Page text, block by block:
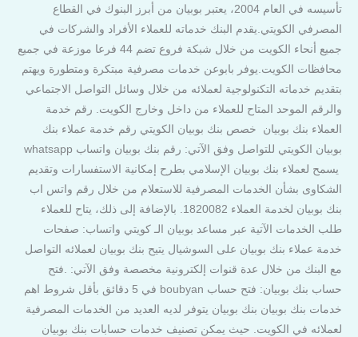
تأسيسه في العام 2004، يعتبر بوبيان من أبرز البنوك في القطاع
المصرفي الكويتي.يقدم البنك خدماته للعملاء الأفراد والشركات في
جميع أنحاء الكويت من خلال شبكة فروع تضم 44 فرعا موزعة في جميع
محافظات الكويت.يوفر بابوعن خدمات مصرفية مبتكرة ومتطورة ويهتم
بتقديم خدماته التكنولوجية لعملائه من خلال وسائل التواصل الاجتماعي
والرقم الموحد المتاح للعملاء من داخل وخارج الكويت. رقم خدمة
العملاء بنك بوبيان خصص بنك بوبيان الكويتي رقم خدمة عملاء بنك
بوبيان الكويتي للتواصل وفق الآتي: رقم بنك بوبيان واتساب whatsapp
يسمح لعملاء بنك بوبيان الإسلامي بطرح إمكانية الاستفسارات وتقديم
الشكاوى بشأن الخدمات المصرفية للاستعلام من خلال رقم واتس اب
بنك بوبيان لخدمة العملاء 1820082. بالإضافة إلى ذلك، يتاح للعملاء
طلب الخدمات الآتية عبر مساعد بوبيان الـ كويتي واتساب: صفحات
خدمة عملاء بنك بوبيان على السوشيال يتيح بنك بوبيان لعملائه التواصل
مع البنك من خلال عدة قنوات إلكترونية مخصصة وفق الآتي: .فتح
حساب بنك بوبيان: فتح حساب boubyan في 5 دقائق بأقل شروط اهم
خدمات بنك بوبيان بنك بوبيان يتوفر لديه العديد من الخدمات المصرفية
لعملائه في الكويت. حيث يمكن تصنيف خدمات حسابات بنك بوبيان